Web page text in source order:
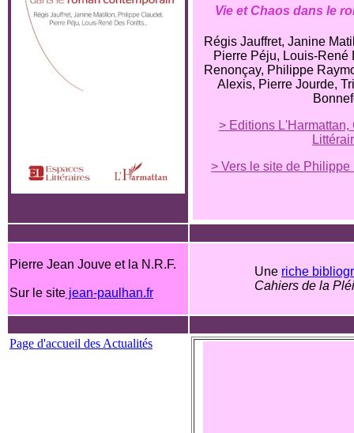
Vie et Chaos dans le
Régis Jauffret, Janine
Pierre Péju, Louis-René
Renonçay, Philippe
Alexis, Pierre Jourde,
> Editions
> Vers le site de
Pierre Jean Jouve et la N.R.F.
Sur le site jean-paulhan.fr
Une riche
Cahiers de la
Page d'accueil des Actualités